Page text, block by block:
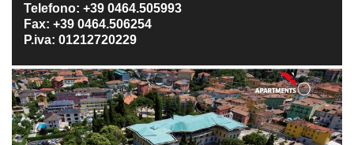
Telefono: +39 0464.505993
Fax: +39 0464.506254
P.iva: 01212720229